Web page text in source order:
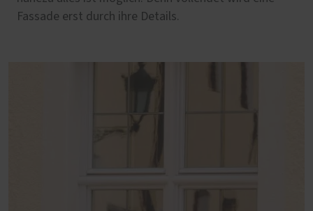
Fassade erst durch ihre Details.